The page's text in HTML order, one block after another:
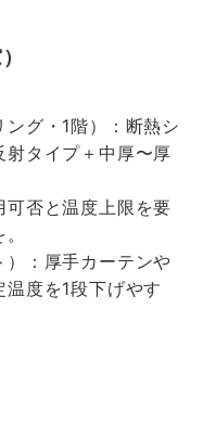
グ・1階）：断熱シ
タイプ＋中厚〜厚
否と温度上限を要
：厚手カーテンや
度を1段下げやす